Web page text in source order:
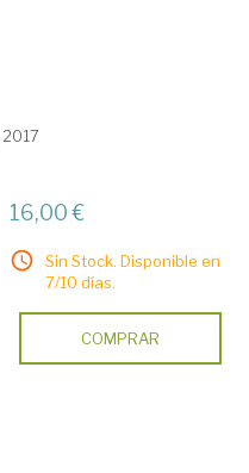
2017
16,00 €
Sin Stock. Disponible en
7/10 días.
COMPRAR